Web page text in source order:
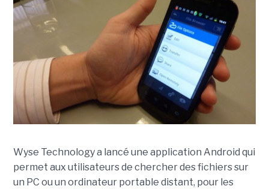
Wyse Technology a lancé une application Android qui
permet aux utilisateurs de chercher des fichiers sur
un PC ou un ordinateur portable distant, pour les